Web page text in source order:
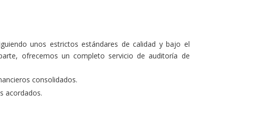
unos estrictos estándares de calidad y bajo el
ofrecemos un completo servicio de auditoría de
consolidados.
acordados.